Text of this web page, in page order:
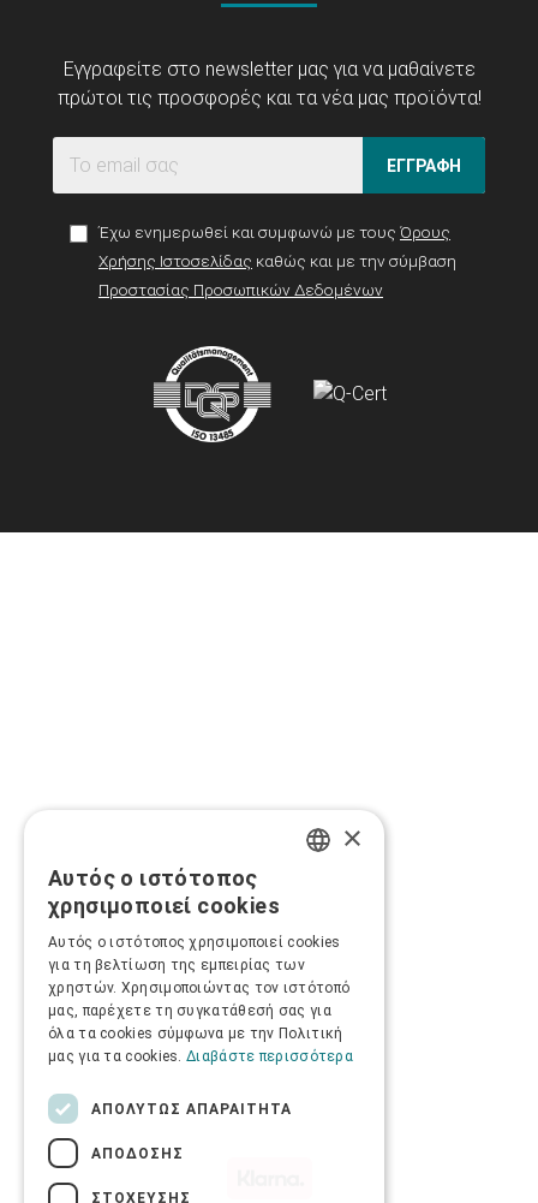
Εγγραφείτε στο newsletter μας για να μαθαίνετε
πρώτοι τις προσφορές και τα νέα μας προϊόντα!
ΕΓΓΡΑΦΗ
Έχω ενημερωθεί και συμφωνώ με τους Όρους
Χρήσης Ιστοσελίδας καθώς και με την σύμβαση
Προστασίας Προσωπικών Δεδομένων
×
Αυτός ο ιστότοπος
χρησιμοποιεί cookies
Αυτός ο ιστότοπος χρησιμοποιεί cookies
για τη βελτίωση της εμπειρίας των
χρηστών. Χρησιμοποιώντας τον ιστότοπό
μας, παρέχετε τη συγκατάθεσή σας για
όλα τα cookies σύμφωνα με την Πολιτική
μας για τα cookies. Διαβάστε περισσότερα
ΑΠΟΛΎΤΩΣ ΑΠΑΡΑΊΤΗΤΑ
ΑΠΌΔΟΣΗΣ
ΣΤΌΧΕΥΣΗΣ